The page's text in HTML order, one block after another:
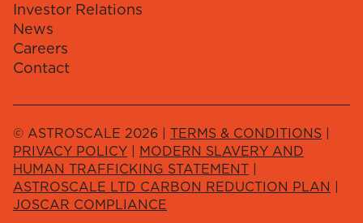
Investor Relations
News
Careers
Contact
© ASTROSCALE 2026 | TERMS & CONDITIONS |
PRIVACY POLICY | MODERN SLAVERY AND
HUMAN TRAFFICKING STATEMENT |
ASTROSCALE LTD CARBON REDUCTION PLAN |
JOSCAR COMPLIANCE